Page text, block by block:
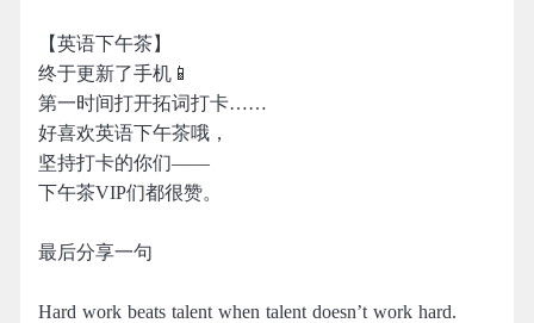
【英语下午茶】
终于更新了手机📱
第一时间打开拓词打卡……
好喜欢英语下午茶哦，
坚持打卡的你们——
下午茶VIP们都很赞。
最后分享一句
Hard work beats talent when talent doesn’t work hard.